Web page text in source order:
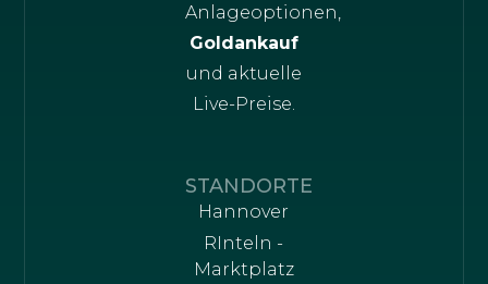
Anlageoptionen,
Goldankauf
und aktuelle
Live-Preise.
STANDORTE
Hannover
RInteln -
Marktplatz